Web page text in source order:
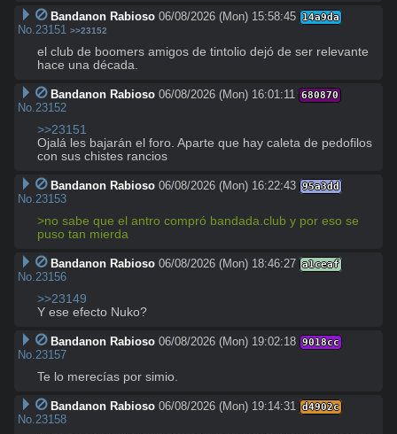
Bandanon Rabioso 06/08/2026 (Mon) 15:58:45 14a9da
No.23151 >>23152
el club de boomers amigos de tintolio dejó de ser relevante
hace una década.
Bandanon Rabioso 06/08/2026 (Mon) 16:01:11 680870
No.23152
>>23151
Ojalá les bajarán el foro. Aparte que hay caleta de pedofilos
con sus chistes rancios
Bandanon Rabioso 06/08/2026 (Mon) 16:22:43 95a3dd
No.23153
>no sabe que el antro compró bandada.club y por eso se
puso tan mierda
Bandanon Rabioso 06/08/2026 (Mon) 18:46:27 a1ceaf
No.23156
>>23149
Y ese efecto Nuko?
Bandanon Rabioso 06/08/2026 (Mon) 19:02:18 9018cc
No.23157
Te lo merecías por simio.
Bandanon Rabioso 06/08/2026 (Mon) 19:14:31 d4902c
No.23158